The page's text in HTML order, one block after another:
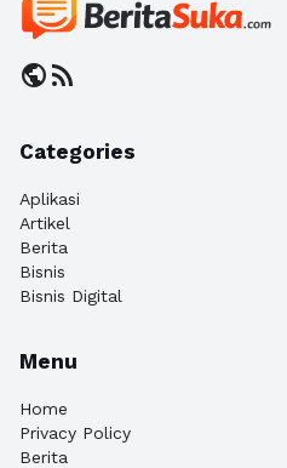
publicrss_feed
Categories
Aplikasi
Artikel
Berita
Bisnis
Bisnis Digital
Menu
Home
Privacy Policy
Berita